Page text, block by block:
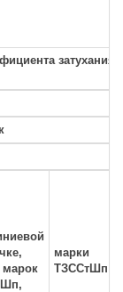
марок
марки
ТЗССтШп